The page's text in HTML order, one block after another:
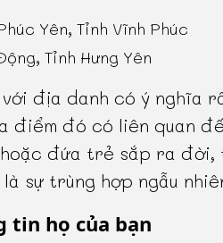
Yên, Tỉnh Vĩnh Phúc
Tỉnh Hưng Yên
địa danh có ý nghĩa
điểm đó có liên quan
đứa trẻ sắp ra đời,
sự trùng hợp ngẫu
tin họ của bạn